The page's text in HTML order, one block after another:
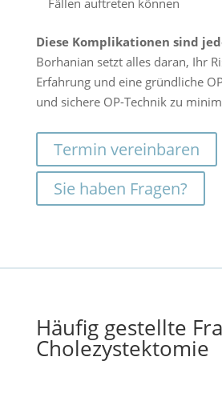
Diese Komplikationen sind
Borhanian setzt alles daran, Ihr
Erfahrung und eine gründliche
und sichere OP-Technik zu
Termin vereinbaren
Sie haben Fragen?
Häufig gestellte
Cholezystektomie